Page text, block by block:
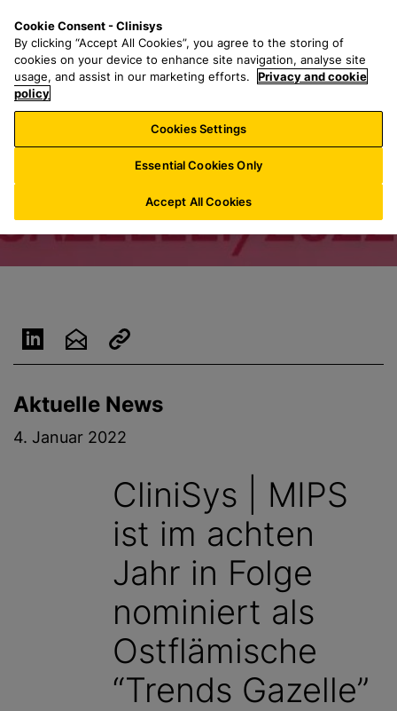
a
l
a
r
h
f
o
:
n
u
Aktuelle News
4. Januar 2022
CliniSys | MIPS
ist im achten
Jahr in Folge
nominiert als
Ostflämische
“Trends Gazelle”
Cookie Consent - Clinisys
By clicking “Accept All Cookies”, you agree to the storing of
cookies on your device to enhance site navigation, analyse site
usage, and assist in our marketing efforts.
Privacy and cookie
policy
Cookies Settings
Essential Cookies Only
Accept All Cookies